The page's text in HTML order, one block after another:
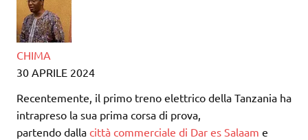
CHIMA
30 APRILE 2024
Recentemente, il primo treno elettrico della Tanzania ha
intrapreso la sua prima corsa di prova,
partendo dalla città commerciale di Dar es Salaam e